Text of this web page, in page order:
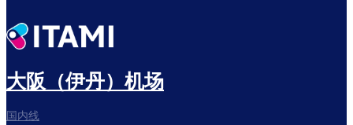
大阪（伊丹）机场
国内线